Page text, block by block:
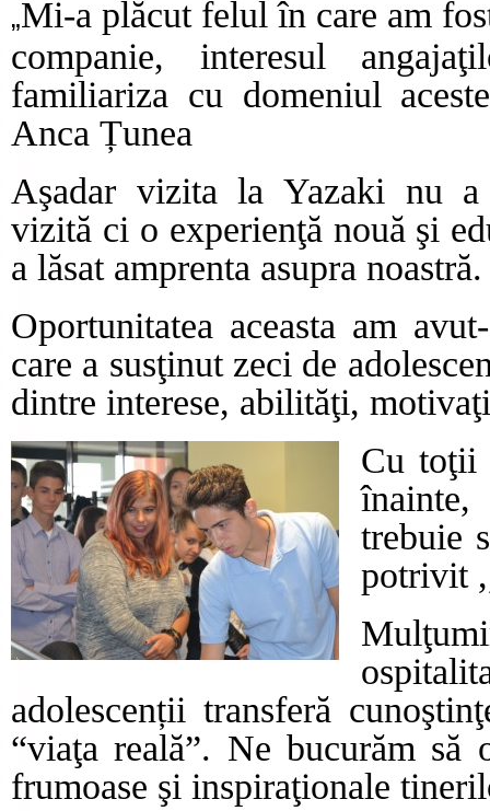
„Mi-a plăcut felul în care am
companie, interesul
familiariza cu domeniul
Anca Țunea
Aşadar vizita la Yazaki nu
vizită ci o experienţă nouă şi
a lăsat amprenta asupra noastră.
Oportunitatea aceasta am
care a susţinut zeci de
dintre interese, abilităţi,
Cu toţii
trebuie
potrivit
adolescenții transferă
“viaţa reală”. Ne bucurăm să
frumoase şi inspiraţionale